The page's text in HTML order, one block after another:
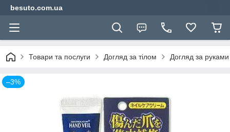
besuto.com.ua
Товари та послуги Догляд за тілом Догляд за руками
–3%